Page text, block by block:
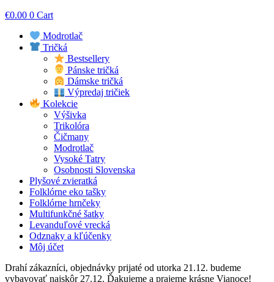
€0.00 0 Cart
Modrotlač
Tričká
Bestsellery
Pánske tričká
Dámske tričká
Výpredaj tričiek
Kolekcie
Výšivka
Trikolóra
Čičmany
Modrotlač
Vysoké Tatry
Osobnosti Slovenska
Plyšové zvieratká
Folklórne eko tašky
Folklórne hrnčeky
Multifunkčné šatky
Levanduľové vrecká
Odznaky a kľúčenky
Môj účet
Drahí zákazníci, objednávky prijaté od utorka 21.12. budeme
vybavovať najskôr 27.12. Ďakujeme a prajeme krásne Vianoce!